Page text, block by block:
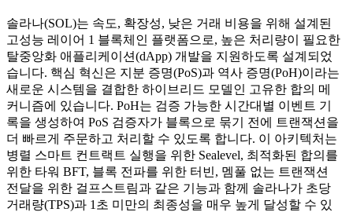
솔라나(SOL)는 속도, 확장성, 낮은 거래 비용을 위해 설계된
고성능 레이어 1 블록체인 플랫폼으로, 높은 처리량이 필요한
탈중앙화 애플리케이션(dApp) 개발을 지원하도록 설계되었
습니다. 핵심 혁신은 지분 증명(PoS)과 역사 증명(PoH)이라는
새로운 시스템을 결합한 하이브리드 모델인 고유한 합의 메
커니즘에 있습니다. PoH는 검증 가능한 시간대별 이벤트 기
록을 생성하여 PoS 검증자가 블록으로 묶기 전에 트랜잭션을
더 빠르게 주문하고 처리할 수 있도록 합니다. 이 아키텍처는
병렬 스마트 컨트랙트 실행을 위한 Sealevel, 최적화된 합의를
위한 타워 BFT, 블록 전파를 위한 터빈, 멤풀 없는 트랜잭션
전달을 위한 걸프스트림과 같은 기능과 함께 솔라나가 초당
거래량(TPS)과 1초 미만의 최종성을 매우 높게 달성할 수 있